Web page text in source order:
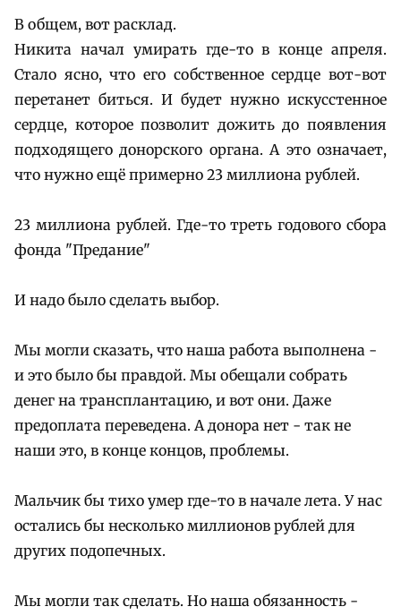
В общем, вот расклад.
Никита начал умирать где-то в конце апреля.
Стало ясно, что его собственное сердце вот-вот
перетанет биться. И будет нужно искусстенное
сердце, которое позволит дожить до появления
подходящего донорского органа. А это означает,
что нужно ещё примерно 23 миллиона рублей.
23 миллиона рублей. Где-то треть годового сбора
фонда "Предание"
И надо было сделать выбор.
Мы могли сказать, что наша работа выполнена -
и это было бы правдой. Мы обещали собрать
денег на трансплантацию, и вот они. Даже
предоплата переведена. А донора нет - так не
наши это, в конце концов, проблемы.
Мальчик бы тихо умер где-то в начале лета. У нас
остались бы несколько миллионов рублей для
других подопечных.
Мы могли так сделать. Но наша обязанность -